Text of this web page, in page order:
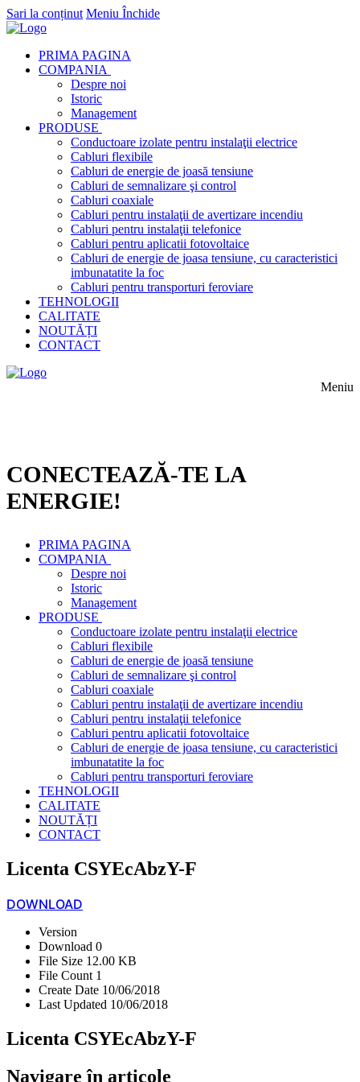
Sari la conținut Meniu Închide
PRIMA PAGINA
COMPANIA
Despre noi
Istoric
Management
PRODUSE
Conductoare izolate pentru instalaţii electrice
Cabluri flexibile
Cabluri de energie de joasă tensiune
Cabluri de semnalizare şi control
Cabluri coaxiale
Cabluri pentru instalaţii de avertizare incendiu
Cabluri pentru instalaţii telefonice
Cabluri pentru aplicatii fotovoltaice
Cabluri de energie de joasa tensiune, cu caracteristici
imbunatatite la foc
Cabluri pentru transporturi feroviare
TEHNOLOGII
CALITATE
NOUTĂȚI
CONTACT
Meniu
CONECTEAZĂ-TE LA
ENERGIE!
PRIMA PAGINA
COMPANIA
Despre noi
Istoric
Management
PRODUSE
Conductoare izolate pentru instalaţii electrice
Cabluri flexibile
Cabluri de energie de joasă tensiune
Cabluri de semnalizare şi control
Cabluri coaxiale
Cabluri pentru instalaţii de avertizare incendiu
Cabluri pentru instalaţii telefonice
Cabluri pentru aplicatii fotovoltaice
Cabluri de energie de joasa tensiune, cu caracteristici
imbunatatite la foc
Cabluri pentru transporturi feroviare
TEHNOLOGII
CALITATE
NOUTĂȚI
CONTACT
Licenta CSYEcAbzY-F
DOWNLOAD
Version
Download 0
File Size 12.00 KB
File Count 1
Create Date 10/06/2018
Last Updated 10/06/2018
Licenta CSYEcAbzY-F
Navigare în articole